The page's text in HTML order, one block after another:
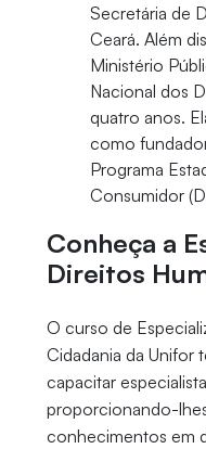
Secretária de
Ceará. Além
Ministério
Nacional dos
quatro anos.
como
Programa
Consumidor
Conheça a
Direitos
O curso de
Cidadania da Unifor
capacitar
proporcionando-
conhecimentos em